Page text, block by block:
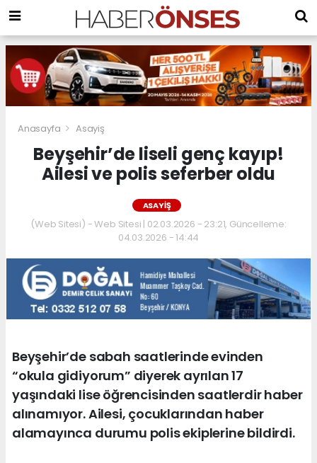
Anasayfa Asayiş
Beyşehir’de liseli genç kayıp!
Ailesi ve polis seferber oldu
ASAYIŞ
(Web Sitesi) - Web Sitesi | 02.03.2026 - 23:21, Güncelleme:
04.03.2026 - 14:44
Beyşehir’de sabah saatlerinde evinden
“okula gidiyorum” diyerek ayrılan 17
yaşındaki lise öğrencisinden saatlerdir haber
alınamıyor. Ailesi, çocuklarından haber
alamayınca durumu polis ekiplerine bildirdi.